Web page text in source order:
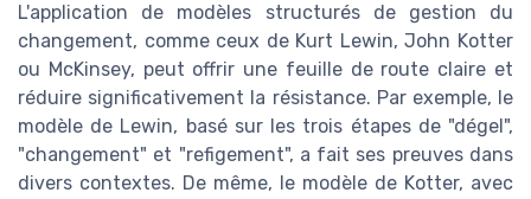
L'application de modèles structurés de gestion du
changement, comme ceux de Kurt Lewin, John Kotter
ou McKinsey, peut offrir une feuille de route claire et
réduire significativement la résistance. Par exemple, le
modèle de Lewin, basé sur les trois étapes de "dégel",
"changement" et "refigement", a fait ses preuves dans
divers contextes. De même, le modèle de Kotter, avec